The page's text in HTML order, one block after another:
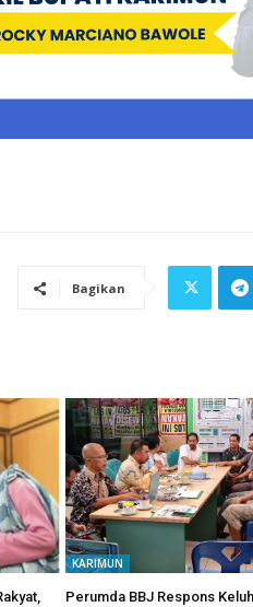
Bagikan
KARIMUN
Perumda BBJ Respons